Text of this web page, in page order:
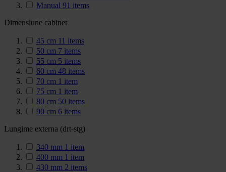
Manual 91 items
Dimensiune cabinet
45 cm 11 items
50 cm 7 items
55 cm 5 items
60 cm 48 items
70 cm 1 item
75 cm 1 item
80 cm 50 items
90 cm 6 items
Lungime externa (drt-stg)
340 mm 1 item
400 mm 1 item
430 mm 2 items